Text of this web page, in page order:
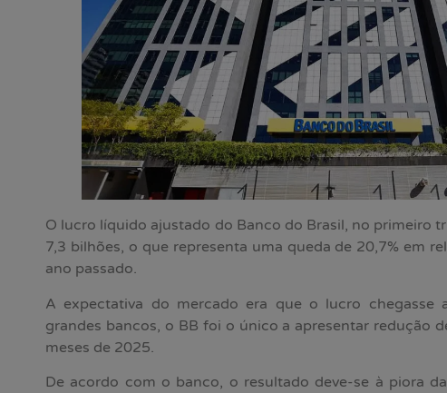
O lucro líquido ajustado do Banco do Brasil, no primeiro
7,3 bilhões, o que representa uma queda de 20,7% em
ano passado.
A expectativa do mercado era que o lucro chegasse
grandes bancos, o BB foi o único a apresentar redução
meses de 2025.
De acordo com o banco, o resultado deve-se à piora